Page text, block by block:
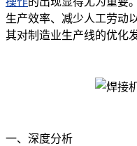
生产效率、减少人工劳动
其对制造业生产线的优化
一、深度分析